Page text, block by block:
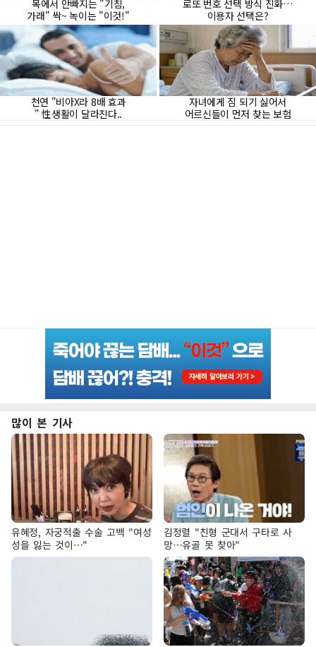
많이 본 기사
유혜정, 자궁적출 수술 고백 "여성
성을 잃는 것이…"
김정렬 "친형 군대서 구타로 사
망…유골 못 찾아"